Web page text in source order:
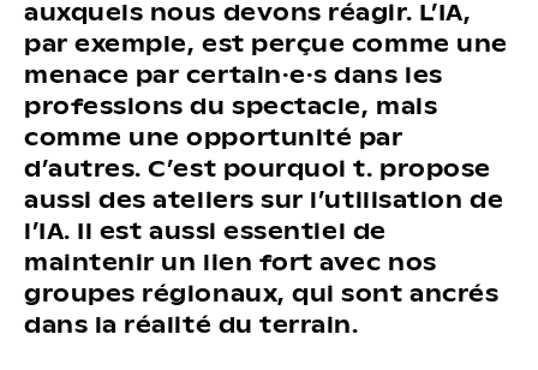
auxquels nous devons réagir. L’IA,
par exemple, est perçue comme une
menace par certain·e·s dans les
professions du spectacle, mais
comme une opportunité par
d’autres. C’est pourquoi t. propose
aussi des ateliers sur l’utilisation de
l’IA. Il est aussi essentiel de
maintenir un lien fort avec nos
groupes régionaux, qui sont ancrés
dans la réalité du terrain.